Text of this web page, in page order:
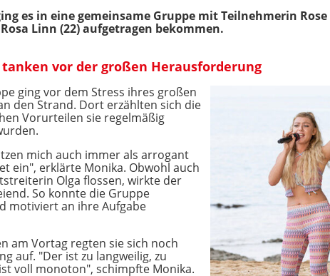
es in eine gemeinsame Gruppe mit Teilnehmerin
Linn (22) aufgetragen bekommen.
tanken vor der großen Herausforderung
ging vor dem Stress ihres großen
den Strand. Dort erzählten sich die
Vorurteilen sie regelmäßig
mich auch immer als arrogant
ein", erklärte Monika. Obwohl auch
Olga flossen, wirkte der
So konnte die Gruppe
motiviert an ihre Aufgabe
am Vortag regten sie sich noch
auf. "Der ist zu langweilig, zu
voll monoton", schimpfte Monika.